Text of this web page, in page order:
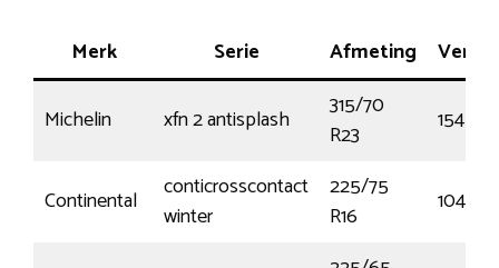
Merk Serie Afmeting
Michelin xfn 2 antisplash
315/70
R23
154L
Continental
conticrosscontact
winter
225/75
R16
104T